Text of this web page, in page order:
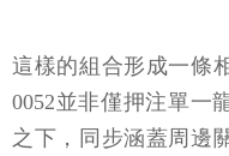
這樣的組合形成一條
0052並非僅押注單一
之下，同步涵蓋周邊